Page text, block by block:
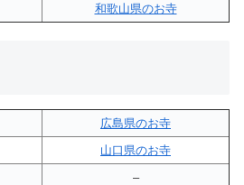
和歌山県のお寺
広島県のお寺
山口県のお寺
–